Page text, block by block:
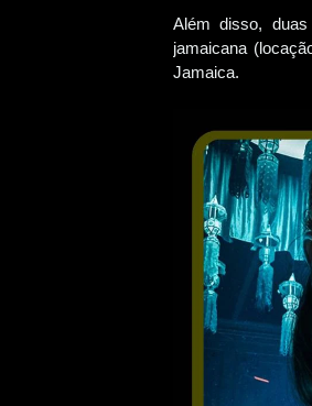
Além disso,
jamaicana
Jamaica.